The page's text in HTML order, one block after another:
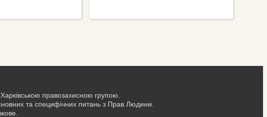
правозахисною групою.
та специфічних питань з Прав Людини.